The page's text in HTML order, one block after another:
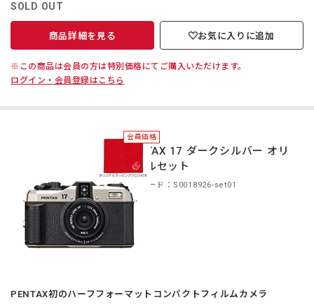
SOLD OUT
商品詳細を見る お気に入りに追加
※この商品は会員の方は特別価格にてご購入いただけます。
ログイン・会員登録はこちら
会員価格
PENTAX 17 ダークシルバー オリ
ジナルセット
商品コード：S0018926-set01
PENTAX初のハーフフォーマットコンパクトフィルムカメラ